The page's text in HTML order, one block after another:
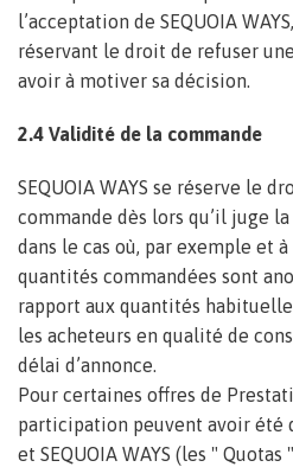
l’acceptation de SEQUOIA
réservant le droit de refuser
avoir à motiver sa décision.
2.4 Validité de la commande
SEQUOIA WAYS se réserve le
commande dès lors qu’il juge
dans le cas où, par exemple et
quantités commandées sont
rapport aux quantités
les acheteurs en qualité de
délai d’annonce.
Pour certaines offres de
participation peuvent avoir été
et SEQUOIA WAYS (les " Quotas